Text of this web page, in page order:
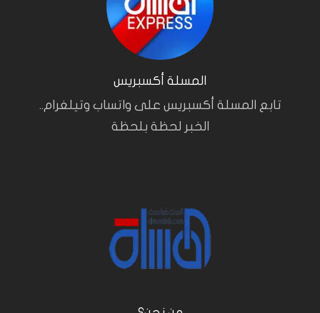
المسلة أكسبريس
تابع المسلة أكسبريس على واتساب وتيلغرام..
الخبر لحظة بلحظة